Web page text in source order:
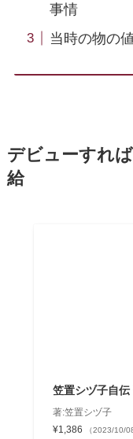
事情
当時の物の
デビューすれ
給
笠置シヅ子自
著:笠置シヅ子
¥1,386
（2023/10/